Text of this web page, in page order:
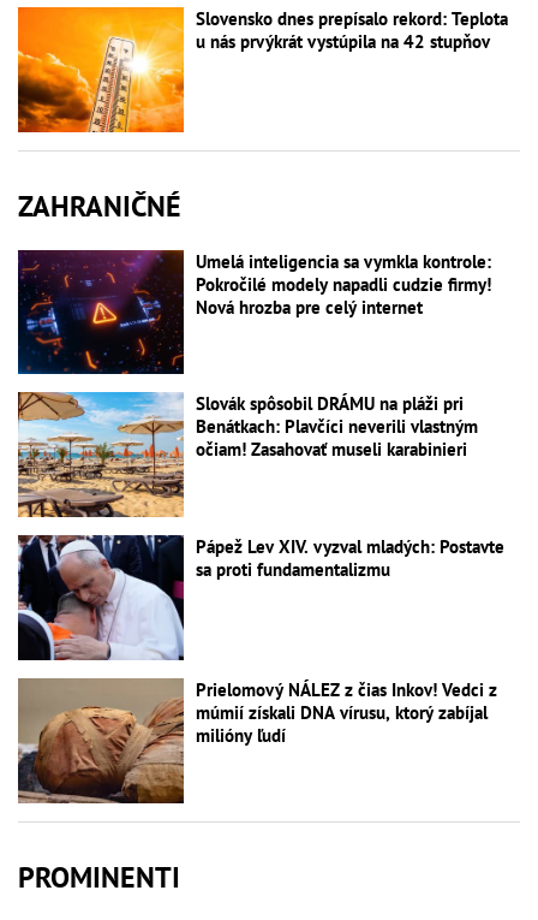
Slovensko dnes prepísalo rekord: Teplota
u nás prvýkrát vystúpila na 42 stupňov
ZAHRANIČNÉ
Umelá inteligencia sa vymkla kontrole:
Pokročilé modely napadli cudzie firmy!
Nová hrozba pre celý internet
Slovák spôsobil DRÁMU na pláži pri
Benátkach: Plavčíci neverili vlastným
očiam! Zasahovať museli karabinieri
Pápež Lev XIV. vyzval mladých: Postavte
sa proti fundamentalizmu
Prielomový NÁLEZ z čias Inkov! Vedci z
múmií získali DNA vírusu, ktorý zabíjal
milióny ľudí
PROMINENTI